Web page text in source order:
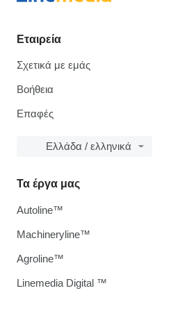
Εταιρεία
Σχετικά με εμάς
Βοήθεια
Επαφές
Ελλάδα / ελληνικά
Τα έργα μας
Autoline™
Machineryline™
Agroline™
Linemedia Digital ™